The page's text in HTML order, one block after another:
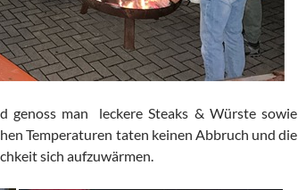
genoss man leckere Steaks & Würste sowie
Temperaturen taten keinen Abbruch und die
sich aufzuwärmen.